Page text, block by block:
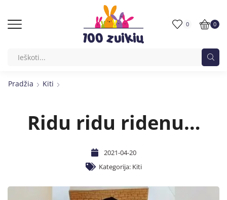
0 0
Pradžia Kiti
Ridu ridu ridenu…
2021-04-20
Kategorija: Kiti